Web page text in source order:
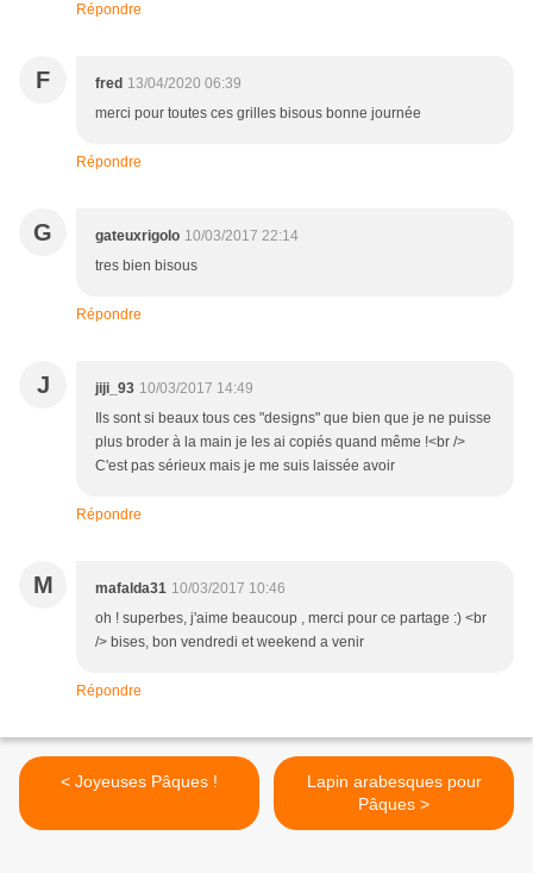
Répondre
F fred 13/04/2020 06:39
merci pour toutes ces grilles bisous bonne journée
Répondre
G gateuxrigolo 10/03/2017 22:14
tres bien bisous
Répondre
J jiji_93 10/03/2017 14:49
Ils sont si beaux tous ces "designs" que bien que je ne puisse
plus broder à la main je les ai copiés quand même !<br />
C'est pas sérieux mais je me suis laissée avoir
Répondre
M mafalda31 10/03/2017 10:46
oh ! superbes, j'aime beaucoup , merci pour ce partage :) <br
/> bises, bon vendredi et weekend a venir
Répondre
< Joyeuses Pâques !
Lapin arabesques pour
Pâques >